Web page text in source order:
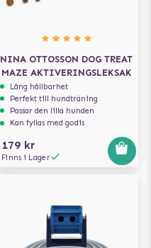
NINA OTTOSSON DOG TREAT
MAZE AKTIVERINGSLEKSAK
Lång hållbarhet
Perfekt till hundträning
Passar den lilla hunden
Kan fyllas med godis
179 kr
Finns i Lager